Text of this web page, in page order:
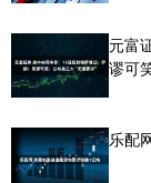
元富
谬可
乐配